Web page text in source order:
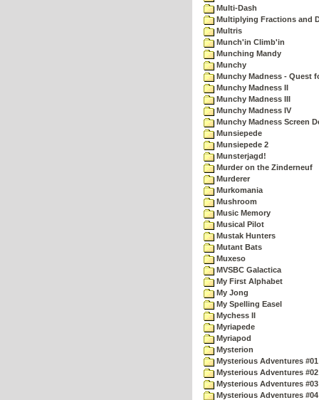
Multi-Dash
Multiplying Fractions and
Multris
Munch'in Climb'in
Munching Mandy
Munchy
Munchy Madness - Quest
Munchy Madness II
Munchy Madness III
Munchy Madness IV
Munchy Madness Screen
Munsiepede
Munsiepede 2
Munsterjagd!
Murder on the Zinderneuf
Murderer
Murkomania
Mushroom
Music Memory
Musical Pilot
Mustak Hunters
Mutant Bats
Muxeso
MVSBC Galactica
My First Alphabet
My Jong
My Spelling Easel
Mychess II
Myriapede
Myriapod
Mysterion
Mysterious Adventures
Mysterious Adventures
Mysterious Adventures
Mysterious Adventures